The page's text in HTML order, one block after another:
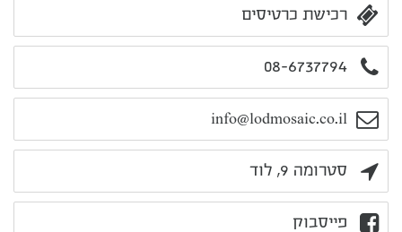
רכישת כרטיסים
08-6737794
info@lodmosaic.co.il
סטרומה 9, לוד
פייסבוק